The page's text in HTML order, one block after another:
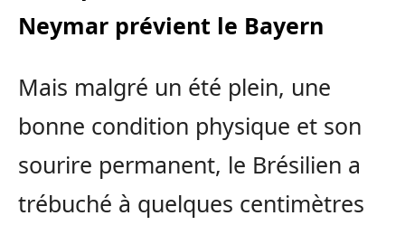
Neymar prévient le Bayern
Mais malgré un été plein, une
bonne condition physique et son
sourire permanent, le Brésilien a
trébuché à quelques centimètres